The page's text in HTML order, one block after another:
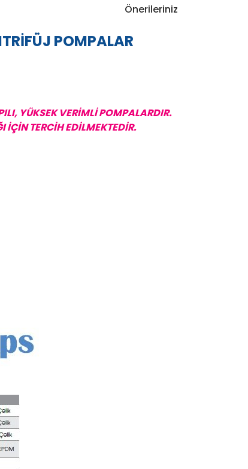
Önerileriniz
POMPALAR
YÜKSEK VERİMLİ POMPALARDIR.
İÇİN TERCİH EDİLMEKTEDİR.